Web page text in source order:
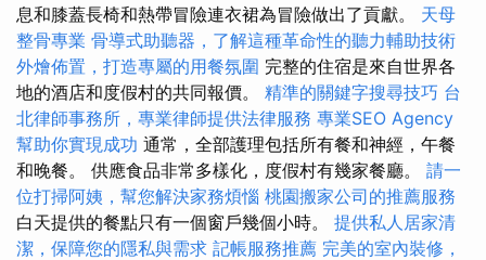
息和膝蓋長椅和熱帶冒險連衣裙為冒險做出了貢獻。 天母
整骨專業 骨導式助聽器，了解這種革命性的聽力輔助技術
外燴佈置，打造專屬的用餐氛圍 完整的住宿是來自世界各
地的酒店和度假村的共同報價。 精準的關鍵字搜尋技巧 台
北律師事務所，專業律師提供法律服務 專業SEO Agency
幫助你實現成功 通常，全部護理包括所有餐和神經，午餐
和晚餐。 供應食品非常多樣化，度假村有幾家餐廳。 請一
位打掃阿姨，幫您解決家務煩惱 桃園搬家公司的推薦服務
白天提供的餐點只有一個窗戶幾個小時。 提供私人居家清
潔，保障您的隱私與需求 記帳服務推薦 完美的室內裝修，